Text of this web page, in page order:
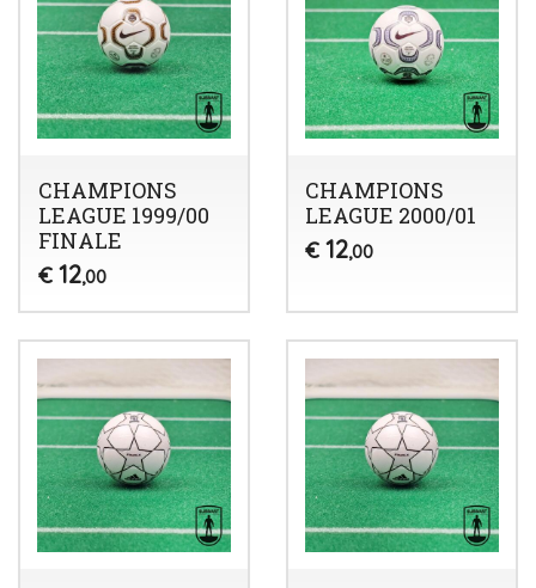
CHAMPIONS
LEAGUE 1999/00
FINALE
€ 12,00
CHAMPIONS
LEAGUE 2000/01
€ 12,00